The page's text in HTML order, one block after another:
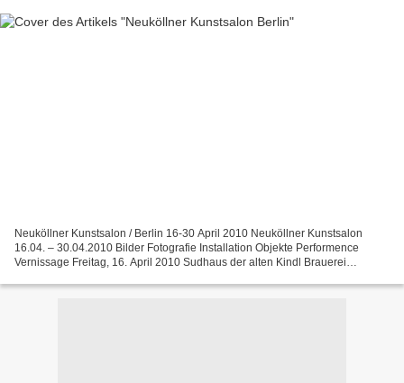
Neuköllner Kunstsalon / Berlin 16-30 April 2010 Neuköllner Kunstsalon
16.04. – 30.04.2010 Bilder Fotografie Installation Objekte Performence
Vernissage Freitag, 16. April 2010 Sudhaus der alten Kindl Brauerei